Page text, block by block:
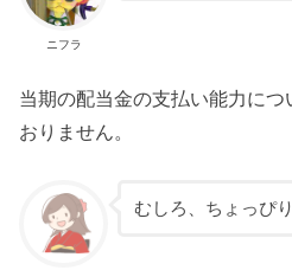
ニフラ
当期の配当金の支払い能力に
おりません。
むしろ、ちょっぴり